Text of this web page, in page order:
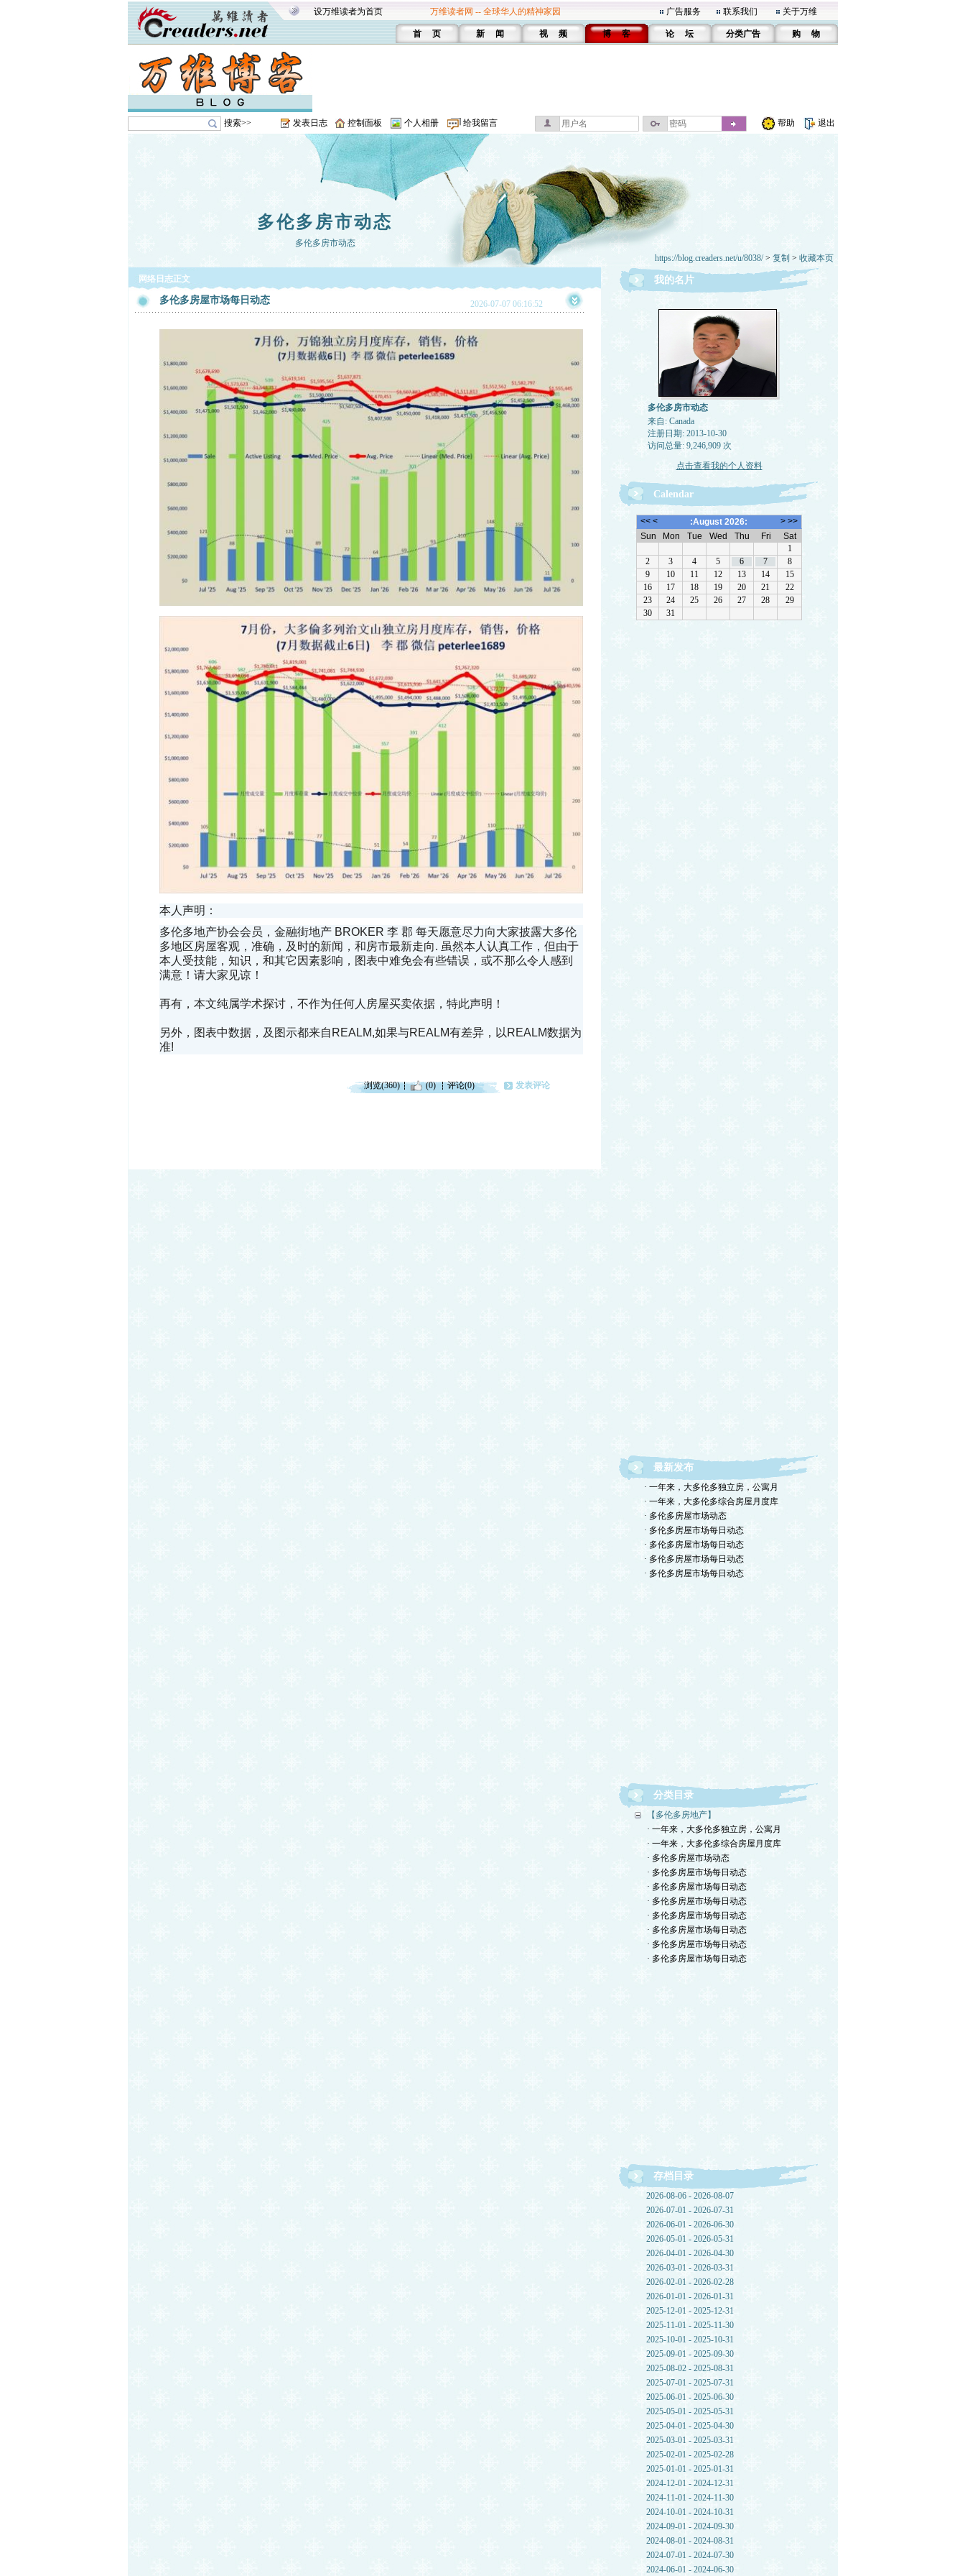
设万维读者为首页 万维读者网 -- 全球华人的精神家园 广告服务 联系我们 关于万维
首 页 新 闻 视 频 博 客 论 坛 分类广告 购 物
搜索>> 发表日志 控制面板 个人相册 给我留言 帮助 退出
多伦多房市动态
多伦多房市动态
https://blog.creaders.net/u/8038/> 复制 > 收藏本页
网络日志正文
多伦多房屋市场每日动态 2026-07-07 06:16:52
本人声明：
多伦多地产协会会员，金融街地产 BROKER 李 郡 每天愿意尽力向大家披露大多伦
多地区房屋客观，准确，及时的新闻，和房市最新走向. 虽然本人认真工作，但由于
本人受技能，知识，和其它因素影响，图表中难免会有些错误，或不那么令人感到
满意！请大家见谅！
再有，本文纯属学术探讨，不作为任何人房屋买卖依据，特此声明！
另外，图表中数据，及图示都来自REALM,如果与REALM有差异，以REALM数据为
准!
浏览(360) (0) 评论(0) 发表评论
我的名片
多伦多房市动态
来自: Canada
注册日期: 2013-10-30
访问总量: 9,246,909 次
点击查看我的个人资料
Calendar
最新发布
· 一年来，大多伦多独立房，公寓月
· 一年来，大多伦多综合房屋月度库
· 多伦多房屋市场动态
· 多伦多房屋市场每日动态
· 多伦多房屋市场每日动态
· 多伦多房屋市场每日动态
· 多伦多房屋市场每日动态
分类目录
【多伦多房地产】
· 一年来，大多伦多独立房，公寓月
· 一年来，大多伦多综合房屋月度库
· 多伦多房屋市场动态
· 多伦多房屋市场每日动态
· 多伦多房屋市场每日动态
· 多伦多房屋市场每日动态
· 多伦多房屋市场每日动态
· 多伦多房屋市场每日动态
· 多伦多房屋市场每日动态
· 多伦多房屋市场每日动态
存档目录
2026-08-06 - 2026-08-07
2026-07-01 - 2026-07-31
2026-06-01 - 2026-06-30
2026-05-01 - 2026-05-31
2026-04-01 - 2026-04-30
2026-03-01 - 2026-03-31
2026-02-01 - 2026-02-28
2026-01-01 - 2026-01-31
2025-12-01 - 2025-12-31
2025-11-01 - 2025-11-30
2025-10-01 - 2025-10-31
2025-09-01 - 2025-09-30
2025-08-02 - 2025-08-31
2025-07-01 - 2025-07-31
2025-06-01 - 2025-06-30
2025-05-01 - 2025-05-31
2025-04-01 - 2025-04-30
2025-03-01 - 2025-03-31
2025-02-01 - 2025-02-28
2025-01-01 - 2025-01-31
2024-12-01 - 2024-12-31
2024-11-01 - 2024-11-30
2024-10-01 - 2024-10-31
2024-09-01 - 2024-09-30
2024-08-01 - 2024-08-31
2024-07-01 - 2024-07-30
2024-06-01 - 2024-06-30